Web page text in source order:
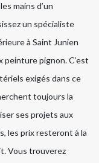
mains d’un
un spécialiste
à Saint Junien
peinture pignon. C’est
exigés dans ce
toujours la
ses projets aux
les prix resteront à la
Vous trouverez